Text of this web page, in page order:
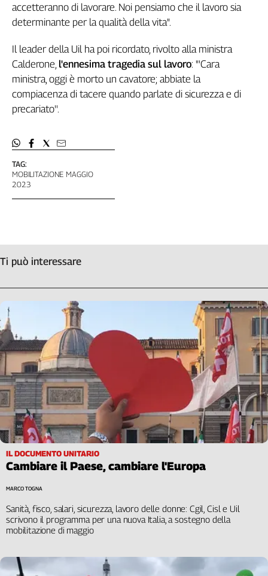
TAG:
MOBILITAZIONE MAGGIO
2023
accetteranno di lavorare. Noi pensiamo che il lavoro sia
determinante per la qualità della vita".
Il leader della Uil ha poi ricordato, rivolto alla ministra
Calderone, l'ennesima tragedia sul lavoro: "'Cara
ministra, oggi è morto un cavatore; abbiate la
compiacenza di tacere quando parlate di sicurezza e di
precariato''.
Ti può interessare
IL DOCUMENTO UNITARIO
Cambiare il Paese, cambiare l'Europa
Sanità, fisco, salari, sicurezza, lavoro delle donne: Cgil, Cisl e Uil
scrivono il programma per una nuova Italia, a sostegno della
mobilitazione di maggio
MARCO TOGNA